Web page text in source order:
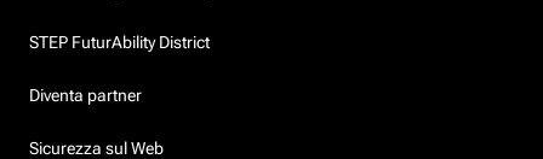
STEP FuturAbility District
Diventa partner
Sicurezza sul Web